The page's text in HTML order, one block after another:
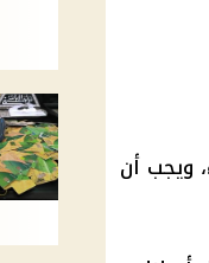
ويجب أن